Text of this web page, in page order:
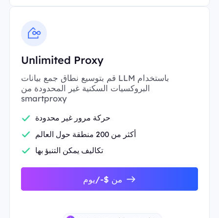
Unlimited Proxy
قم بتوسيع نطاق جمع بيانات LLM باستخدام
البروكسيات السكنية غير المحدودة من
smartproxy
حركة مرور غير محدودة
أكثر من 200 منطقة حول العالم
تكاليف يمكن التنبؤ بها
من $-/يوم